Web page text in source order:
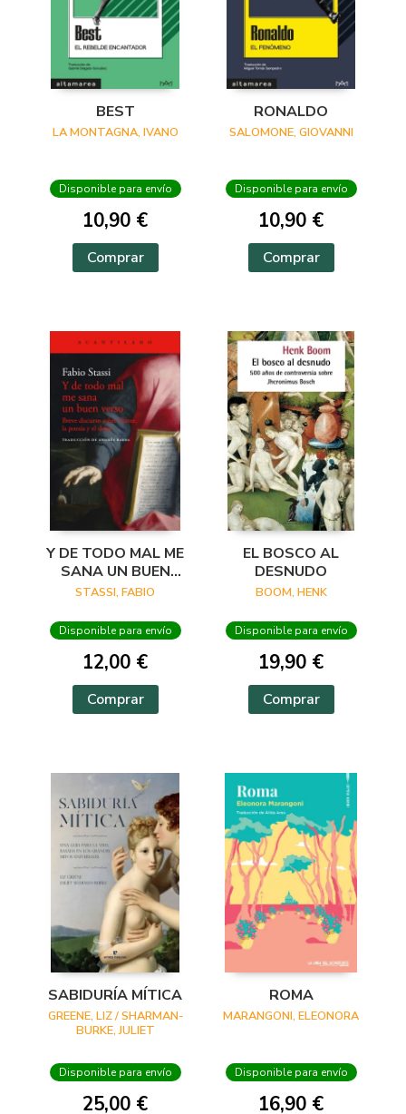
BEST
LA MONTAGNA, IVANO
Disponible para envío
10,90 €
Comprar
RONALDO
SALOMONE, GIOVANNI
Disponible para envío
10,90 €
Comprar
Y DE TODO MAL ME
SANA UN BUEN
VERSO
STASSI, FABIO
Disponible para envío
12,00 €
Comprar
EL BOSCO AL
DESNUDO
BOOM, HENK
Disponible para envío
19,90 €
Comprar
SABIDURÍA MÍTICA
GREENE, LIZ / SHARMAN-
BURKE, JULIET
Disponible para envío
25,00 €
ROMA
MARANGONI, ELEONORA
Disponible para envío
16,90 €